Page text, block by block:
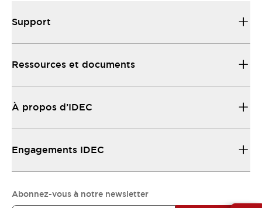
Support
Ressources et documents
À propos d’IDEC
Engagements IDEC
Abonnez-vous à notre newsletter